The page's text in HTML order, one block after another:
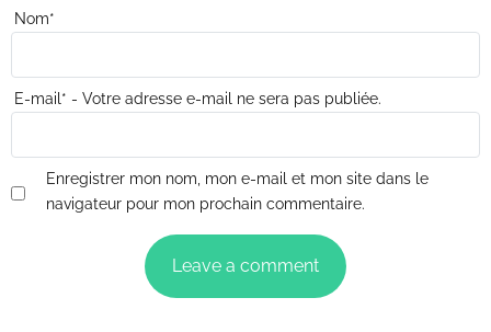
Nom*
E-mail* - Votre adresse e-mail ne sera pas publiée.
Enregistrer mon nom, mon e-mail et mon site dans le
navigateur pour mon prochain commentaire.